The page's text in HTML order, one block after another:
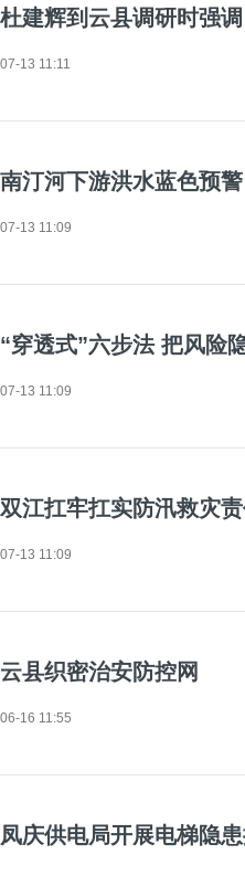
杜建辉到云县调研时强
07-13 11:11
南汀河下游洪水蓝色预
07-13 11:09
“穿透式”六步法 把风险
07-13 11:09
双江扛牢扛实防汛救灾
07-13 11:09
云县织密治安防控网
06-16 11:55
凤庆供电局开展电梯隐